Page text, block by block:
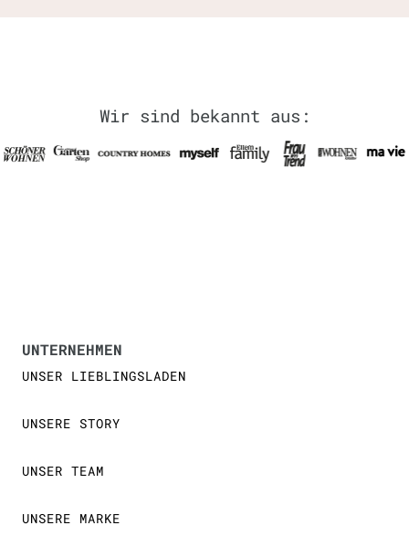
Wir sind bekannt aus:
UNTERNEHMEN
UNSER LIEBLINGSLADEN
UNSERE STORY
UNSER TEAM
UNSERE MARKE